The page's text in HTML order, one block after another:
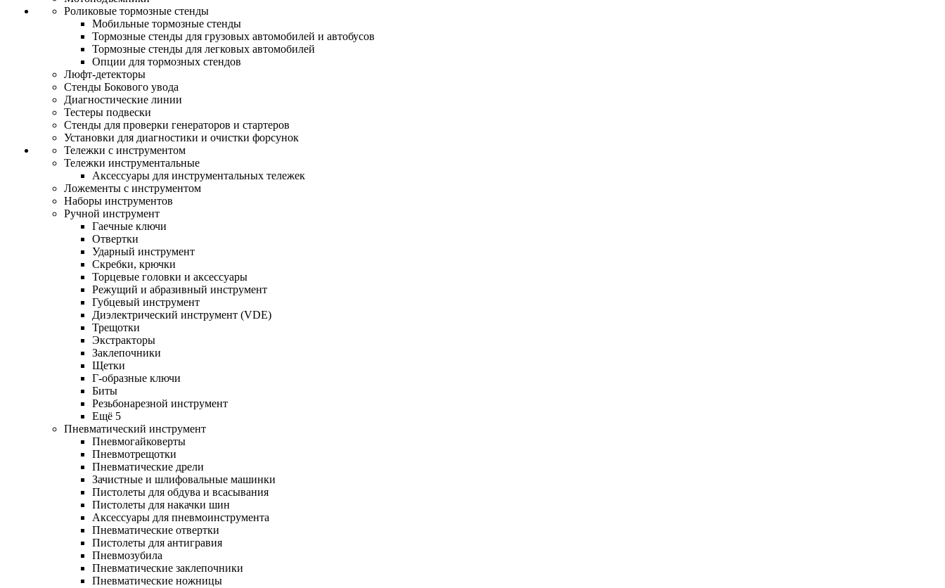
Роликовые тормозные стенды
Мобильные тормозные стенды
Тормозные стенды для грузовых автомобилей и автобусов
Тормозные стенды для легковых автомобилей
Опции для тормозных стендов
Люфт-детекторы
Стенды Бокового увода
Диагностические линии
Тестеры подвески
Стенды для проверки генераторов и стартеров
Установки для диагностики и очистки форсунок
Тележки с инструментом
Тележки инструментальные
Аксессуары для инструментальных тележек
Ложементы с инструментом
Наборы инструментов
Ручной инструмент
Гаечные ключи
Отвертки
Ударный инструмент
Скребки, крючки
Торцевые головки и аксессуары
Режущий и абразивный инструмент
Губцевый инструмент
Диэлектрический инструмент (VDE)
Трещотки
Экстракторы
Заклепочники
Щетки
Г-образные ключи
Биты
Резьбонарезной инструмент
Ещё 5
Пневматический инструмент
Пневмогайковерты
Пневмотрещотки
Пневматические дрели
Зачистные и шлифовальные машинки
Пистолеты для обдува и всасывания
Пистолеты для накачки шин
Аксессуары для пневмоинструмента
Пневматические отвертки
Пистолеты для антигравия
Пневмозубила
Пневматические заклепочники
Пневматические ножницы